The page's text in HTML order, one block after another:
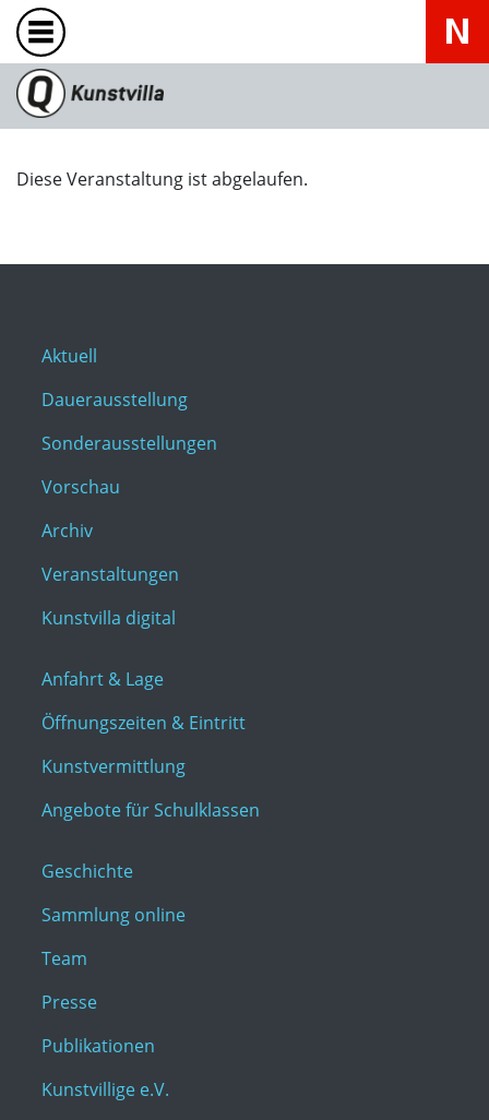
Diese Veranstaltung ist abgelaufen.
Aktuell
Dauerausstellung
Sonderausstellungen
Vorschau
Archiv
Veranstaltungen
Kunstvilla digital
Anfahrt & Lage
Öffnungszeiten & Eintritt
Kunstvermittlung
Angebote für Schulklassen
Geschichte
Sammlung online
Team
Presse
Publikationen
Kunstvillige e.V.